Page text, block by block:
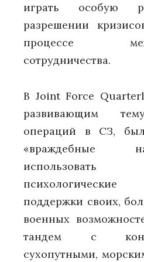
играть особую
разрешении
процессе
сотрудничества.
В Joint Force
развивающим
операций в СЗ,
«враждебные
использовать
поддержки своих,
военных
тандем с
сухопутными,